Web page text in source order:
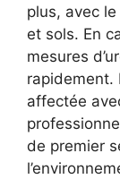
plus, avec
et sols. En
mesures
rapidement.
affectée
de premier